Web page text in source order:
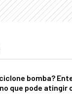
bomba?
que pode atingir